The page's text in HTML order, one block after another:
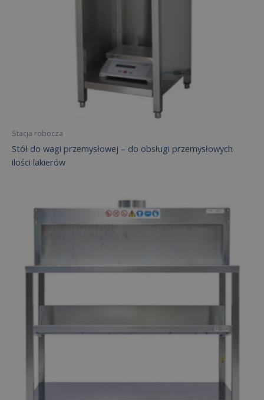
Stacja robocza
Stół do wagi przemysłowej – do obsługi przemysłowych
ilości lakierów